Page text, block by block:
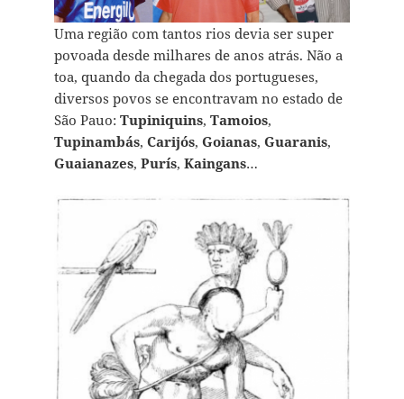
Uma região com tantos rios devia ser super
povoada desde milhares de anos atrás. Não a
toa, quando da chegada dos portugueses,
diversos povos se encontravam no estado de
São Pauo: Tupiniquins, Tamoios,
Tupinambás, Carijós, Goianas, Guaranis,
Guaianazes, Purís, Kaingans…